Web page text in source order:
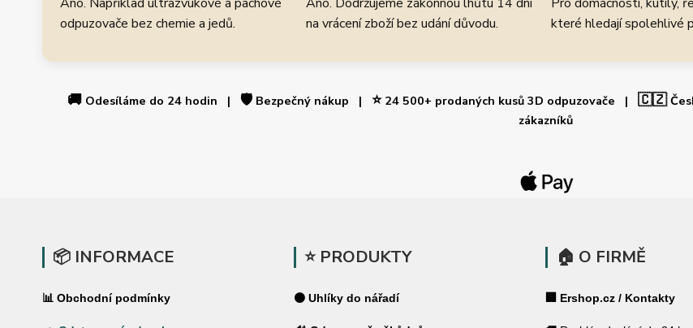
odpuzovače bez chemie a jedů.
na vrácení zboží bez udání důvodu.
které hledají spolehlivé
🚚 Odesíláme do 24 hodin | 🛡️ Bezpečný nákup | ⭐24 500+ prodaných kusů 3D odpuzovače | 🇨🇿
zákazníků
📦 INFORMACE
📊 Obchodní podmínky
⭐ PRODUKTY
⚫ Uhlíky do nářadí
🏠 O FIRMĚ
🏢 Ershop.cz / Kontakty